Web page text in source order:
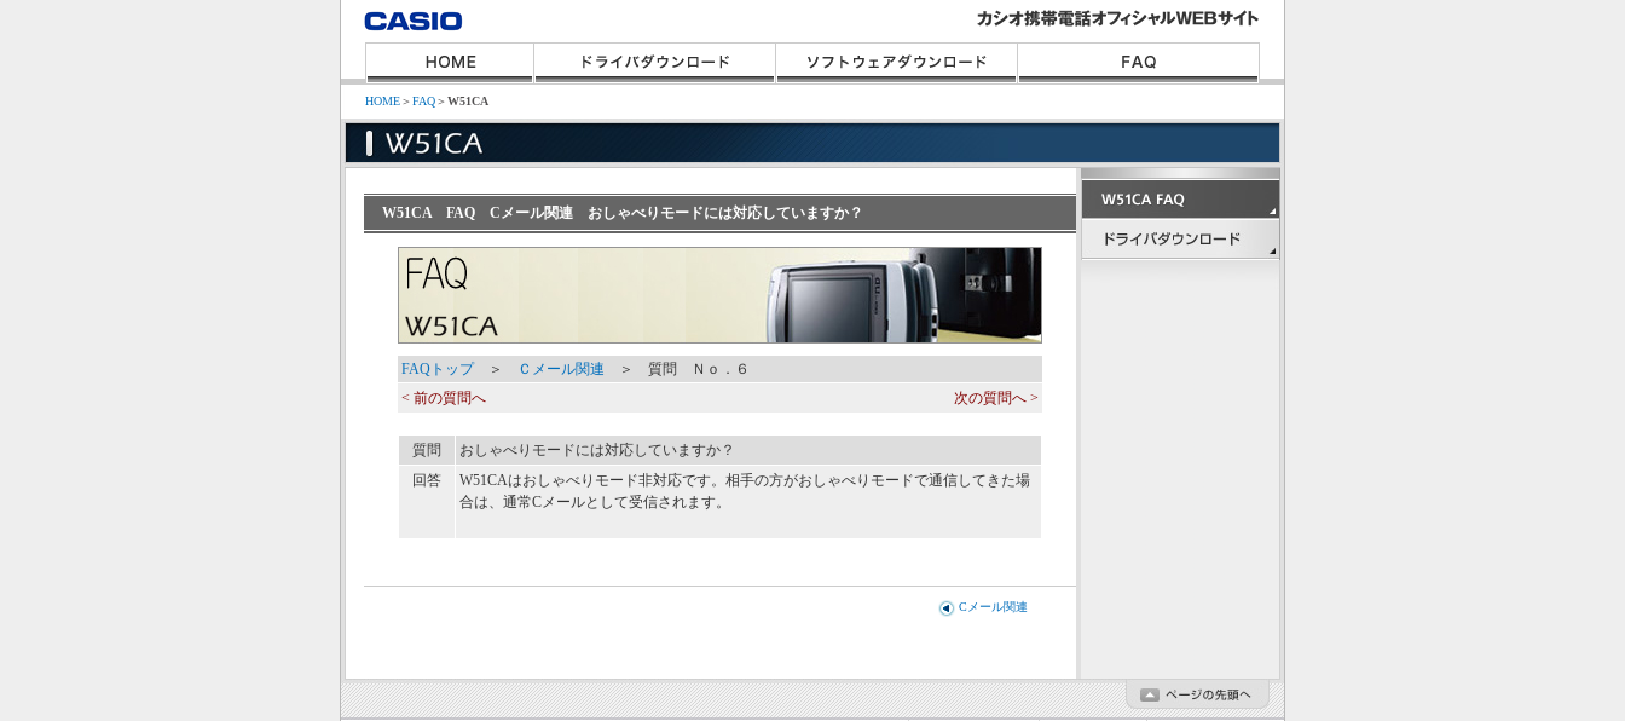
HOME＞FAQ＞W51CA
W51CA FAQ Cメール関連 おしゃべりモードには対応していますか？
FAQトップ＞ Ｃメール関連 ＞ 質問 Ｎｏ．６
< 前の質問へ
次の質問へ >
質問
おしゃべりモードには対応していますか？
回答
W51CAはおしゃべりモード非対応です。相手の方がおしゃべりモードで通信してきた場
合は、通常Cメールとして受信されます。
Cメール関連